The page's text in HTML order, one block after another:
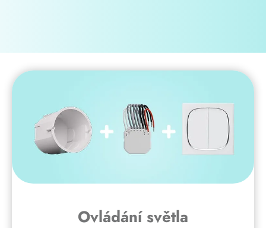
Ovládání světla